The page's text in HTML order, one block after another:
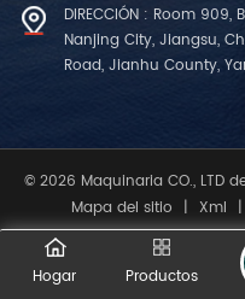
DIRECCIÓN : Room
Nanjing City, Jiangsu,
Road, Jianhu County,
© 2026 Maquinaria CO., LTD
Mapa del sitio | Xml |
Hogar Productos